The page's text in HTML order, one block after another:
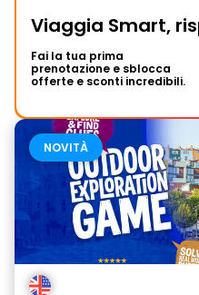
Viaggia Smart,
Fai la tua prima
prenotazione e sblocca
offerte e sconti incredibili.
NOVITÀ